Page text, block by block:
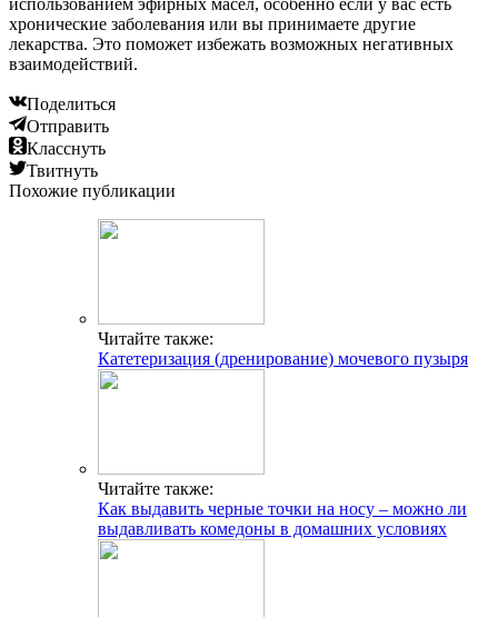
хронические заболевания или вы принимаете другие
лекарства. Это поможет избежать возможных негативных
взаимодействий.
Поделиться
Отправить
Класснуть
Твитнуть
Похожие публикации
Читайте также:
Катетеризация (дренирование) мочевого пузыря
Читайте также:
Как выдавить черные точки на носу – можно ли
выдавливать комедоны в домашних условиях